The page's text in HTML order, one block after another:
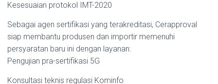
Kesesuaian protokol IMT-2020
Sebagai agen sertifikasi yang terakreditasi, Cerapproval
siap membantu produsen dan importir memenuhi
persyaratan baru ini dengan layanan:
Pengujian pra-sertifikasi 5G
Konsultasi teknis regulasi Kominfo